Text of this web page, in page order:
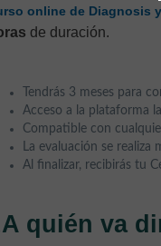
online de Diagnosis
de duración.
Tendrás 3 meses para
Acceso a la plataforma
Compatible con
La evaluación se
Al finalizar, recibirás tu
quién va